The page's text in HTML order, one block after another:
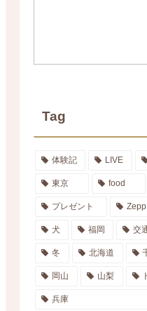
Tag
体験記 LIVE
東京 food
プレゼント Zepp
犬 福岡 交
冬 北海道
岡山 山梨
兵庫